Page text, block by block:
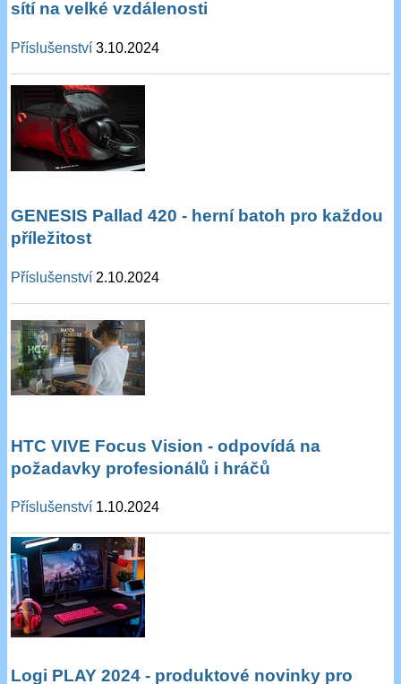
sítí na velké vzdálenosti
Příslušenství 3.10.2024
GENESIS Pallad 420 - herní batoh pro každou
příležitost
Příslušenství 2.10.2024
HTC VIVE Focus Vision - odpovídá na
požadavky profesionálů i hráčů
Příslušenství 1.10.2024
Logi PLAY 2024 - produktové novinky pro